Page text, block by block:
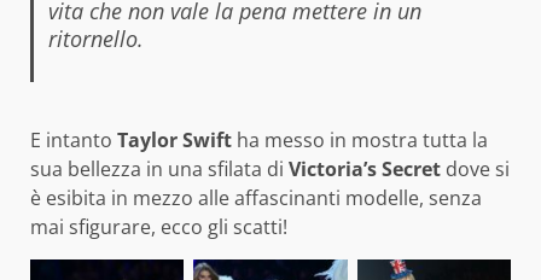
vita che non vale la pena mettere in un
ritornello.
E intanto Taylor Swift ha messo in mostra tutta la
sua bellezza in una sfilata di Victoria’s Secret dove si
è esibita in mezzo alle affascinanti modelle, senza
mai sfigurare, ecco gli scatti!